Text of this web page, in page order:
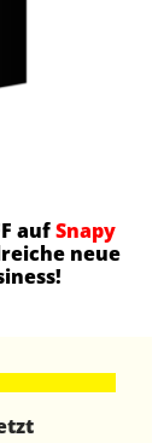
aufSnapy
neue